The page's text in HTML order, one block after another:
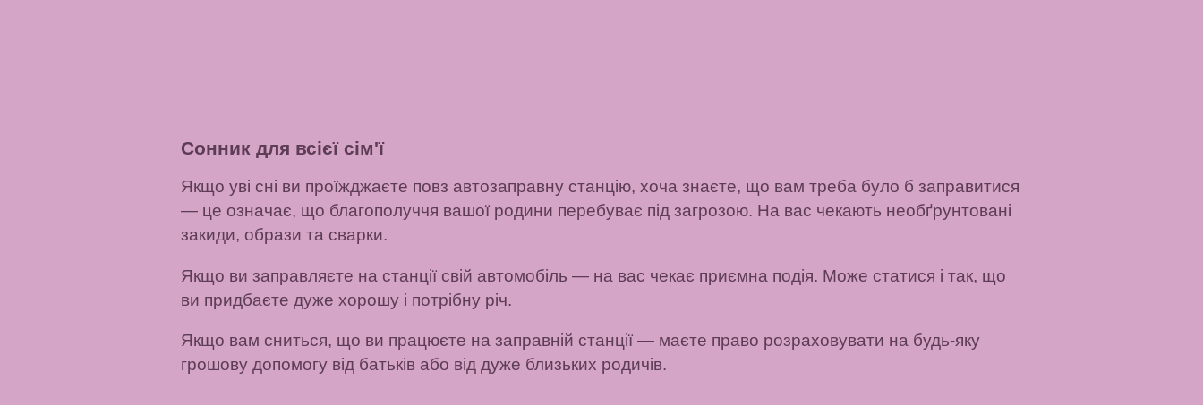
Сонник для всієї сім'ї
Якщо уві сні ви проїжджаєте повз автозаправну станцію, хоча знаєте, що вам треба було б заправитися
— це означає, що благополуччя вашої родини перебуває під загрозою. На вас чекають необґрунтовані
закиди, образи та сварки.
Якщо ви заправляєте на станції свій автомобіль — на вас чекає приємна подія. Може статися і так, що
ви придбаєте дуже хорошу і потрібну річ.
Якщо вам сниться, що ви працюєте на заправній станції— маєте право розраховувати на будь-яку
грошову допомогу від батьків або від дуже близьких родичів.